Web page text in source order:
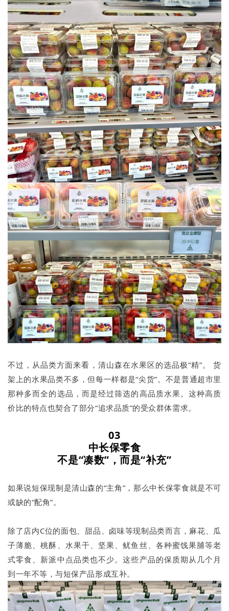
不过，从品类方面来看，清山森在水果区的选品极“精”。 货
架上的水果品类不多，但每一样都是“尖货”。不是普通超市里
那种多而全的选品，而是经过筛选的高品质水果。这种高质
价比的特点也契合了部分“追求品质”的受众群体需求。
03
中长保零食
不是“凑数”，而是“补充”
如果说短保现制是清山森的“主角”，那么中长保零食就是不可
或缺的“配角”。
除了店内C位的面包、甜品、卤味等现制品类而言，麻花、瓜
子薄脆、桃酥、水果干、坚果、鱿鱼丝、各种蜜饯果脯等老
式零食、新派中点品类也不少。这些产品的保质期从几个月
到一年不等，与短保产品形成互补。